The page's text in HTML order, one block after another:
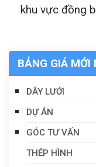
khu vực đồng
BẢNG GIÁ MỚI
DÂY LƯỚI
DỰ ÁN
GÓC TƯ VẤN
THÉP HÌNH